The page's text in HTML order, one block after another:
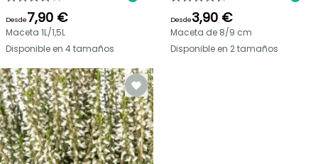
Desde7,90 €
Maceta 1L/1,5L
Disponible en 4 tamaños
Desde3,90 €
Maceta de 8/9 cm
Disponible en 2 tamaños